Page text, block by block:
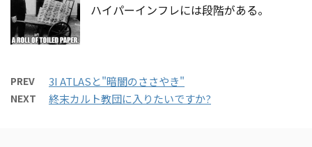
ハイパーインフレには段階がある。
PREV 3I ATLASと"暗闇のささやき"
NEXT 終末カルト教団に入りたいですか?